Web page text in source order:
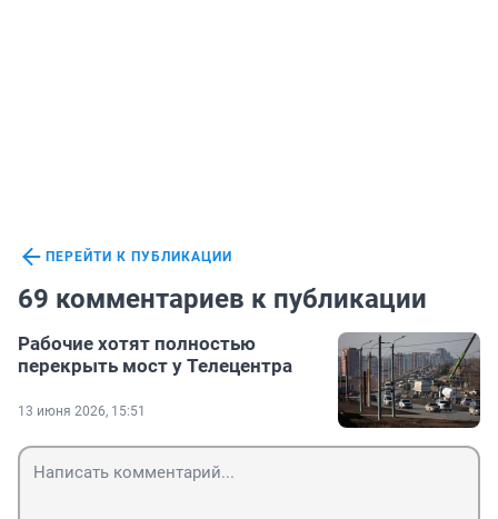
ПЕРЕЙТИ К ПУБЛИКАЦИИ
69 комментариев к публикации
Рабочие хотят полностью
перекрыть мост у Телецентра
13 июня 2026, 15:51